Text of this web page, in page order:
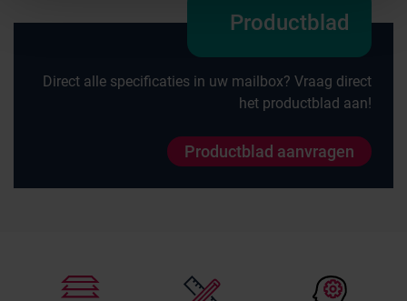
Productblad
Direct alle specificaties in uw mailbox? Vraag direct
het productblad aan!
Productblad aanvragen